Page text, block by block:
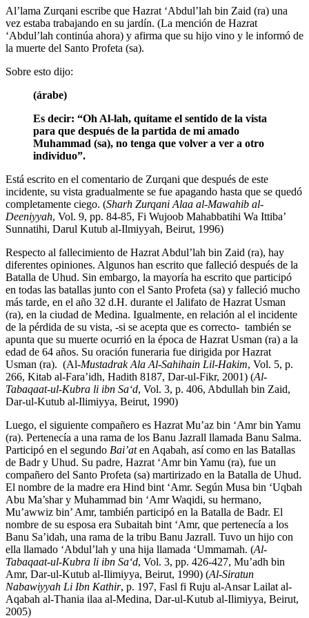
Al’lama Zurqani escribe que Hazrat ‘Abdul’lah bin Zaid (ra) una
vez estaba trabajando en su jardín. (La mención de Hazrat
‘Abdul’lah continúa ahora) y afirma que su hijo vino y le informó de
la muerte del Santo Profeta (sa).
Sobre esto dijo:
(árabe)
Es decir: “Oh Al-lah, quítame el sentido de la vista
para que después de la partida de mi amado
Muhammad (sa), no tenga que volver a ver a otro
individuo”.
Está escrito en el comentario de Zurqani que después de este
incidente, su vista gradualmente se fue apagando hasta que se quedó
completamente ciego. (Sharh Zurqani Alaa al-Mawahib al-
Deeniyyah, Vol. 9, pp. 84-85, Fi Wujoob Mahabbatihi Wa Ittiba’
Sunnatihi, Darul Kutub al-Ilmiyyah, Beirut, 1996)
Respecto al fallecimiento de Hazrat Abdul’lah bin Zaid (ra), hay
diferentes opiniones. Algunos han escrito que falleció después de la
Batalla de Uhud. Sin embargo, la mayoría ha escrito que participó
en todas las batallas junto con el Santo Profeta (sa) y falleció mucho
más tarde, en el año 32 d.H. durante el Jalifato de Hazrat Usman
(ra), en la ciudad de Medina. Igualmente, en relación al el incidente
de la pérdida de su vista, -si se acepta que es correcto- también se
apunta que su muerte ocurrió en la época de Hazrat Usman (ra) a la
edad de 64 años. Su oración funeraria fue dirigida por Hazrat
Usman (ra). (Al-Mustadrak Ala Al-Sahihain Lil-Hakim, Vol. 5, p.
266, Kitab al-Fara’idh, Hadith 8187, Dar-ul-Fikr, 2001) (Al-
Tabaqaat-ul-Kubra li ibn Sa‘d, Vol. 3, p. 406, Abdullah bin Zaid,
Dar-ul-Kutub al-Ilimiyya, Beirut, 1990)
Luego, el siguiente compañero es Hazrat Mu’az bin ‘Amr bin Yamu
(ra). Pertenecía a una rama de los Banu Jazrall llamada Banu Salma.
Participó en el segundo Bai’aten Aqabah, así como en las Batallas
de Badr y Uhud. Su padre, Hazrat ‘Amr bin Yamu (ra), fue un
compañero del Santo Profeta (sa) martirizado en la Batalla de Uhud.
El nombre de la madre era Hind bint ‘Amr. Según Musa bin ‘Uqbah
Abu Ma’shar y Muhammad bin ‘Amr Waqidi, su hermano,
Mu’awwiz bin’ Amr, también participó en la Batalla de Badr. El
nombre de su esposa era Subaitah bint ‘Amr, que pertenecía a los
Banu Sa’idah, una rama de la tribu Banu Jazrall. Tuvo un hijo con
ella llamado ‘Abdul’lah y una hija llamada ‘Ummamah. (Al-
Tabaqaat-ul-Kubra li ibn Sa‘d, Vol. 3, pp. 426-427, Mu’adh bin
Amr, Dar-ul-Kutub al-Ilimiyya, Beirut, 1990) (Al-Siratun
Nabawiyyah Li Ibn Kathir, p. 197, Fasl fi Ruju al-Ansar Lailat al-
Aqabah al-Thania ilaa al-Medina, Dar-ul-Kutub al-Ilimiyya, Beirut,
2005)